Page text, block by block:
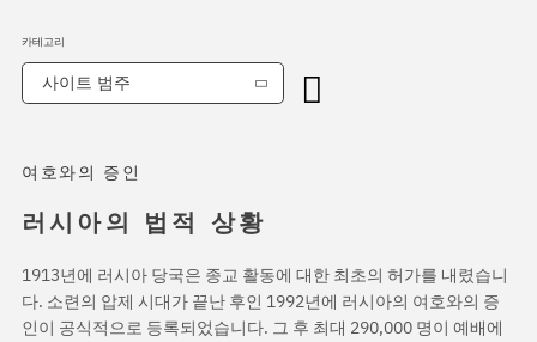
여호와의 증인
러시아의 법적 상황
1913년에 러시아 당국은 종교 활동에 대한 최초의 허가를 내렸습니
다. 소련의 압제 시대가 끝난 후인 1992년에 러시아의 여호와의 증
인이 공식적으로 등록되었습니다. 그 후 최대 290,000 명이 예배에
카테고리
사이트 범주